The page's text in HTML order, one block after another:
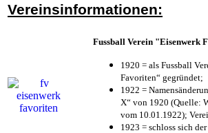
Vereinsinformationen:
Fussball Verein "Eisenwerk
1920 = als Fussball
Favoriten“ gegründet;
1922 =
X“ von 1920 (Quelle:
vom 10.01.1922);
1923 = schloss sich